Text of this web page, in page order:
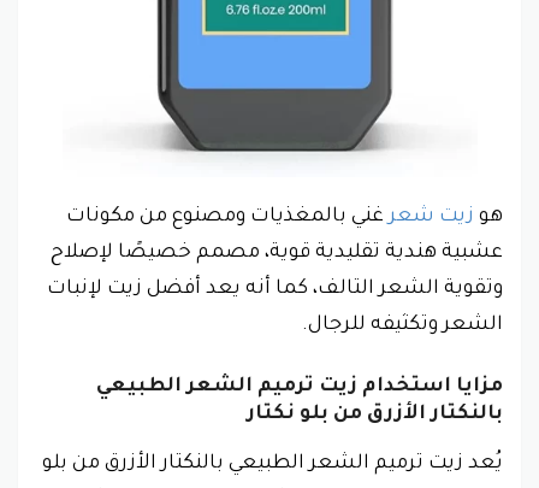
هو زيت شعرغني بالمغذيات ومصنوع من مكونات
عشبية هندية تقليدية قوية، مصمم خصيصًا لإصلاح
وتقوية الشعر التالف، كما أنه يعد أفضل زيت لإنبات
الشعر وتكثيفه للرجال.
مزايا استخدام زيت ترميم الشعر الطبيعي
بالنكتار الأزرق من بلو نكتار
يُعد زيت ترميم الشعر الطبيعي بالنكتار الأزرق من بلو